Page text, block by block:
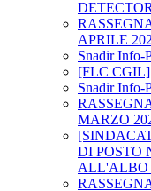
APRILE
Snadir Info-
[FLC CGIL]
Snadir Info-
MARZO
DI POSTO
ALL'ALBO